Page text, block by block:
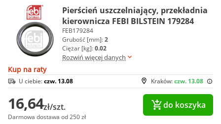
Pierścień uszczelniający, przekładnia
kierownicza FEBI BILSTEIN 179284
FEB179284
Grubość [mm]:2
Ciężar [kg]:0.02
Rozwiń więcej danych
Kup na raty
Kraków:czw. 13.08
U ciebie:czw. 13.08
16,64zł/szt.
Darmowa dostawa od 250 zł
do koszyka